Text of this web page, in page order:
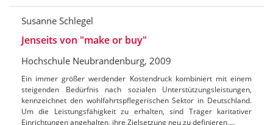
Susanne Schlegel
Jenseits von "make or buy"
Hochschule Neubrandenburg, 2009
Ein immer größer werdender Kostendruck kombiniert mit einem
steigenden Bedürfnis nach sozialen Unterstützungsleistungen,
kennzeichnet den wohlfahrtspflegerischen Sektor in Deutschland.
Um die Leistungsfähigkeit zu erhalten, sind Träger karitativer
Einrichtungen angehalten, ihre Zielsetzung neu zu definieren,…